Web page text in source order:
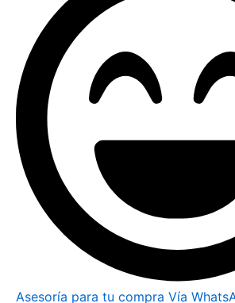
Asesoría para tu compra Vía